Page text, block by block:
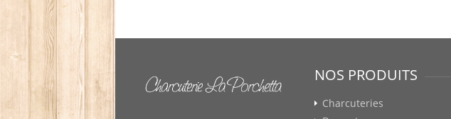
NOS PRODUITS
Charcuteries